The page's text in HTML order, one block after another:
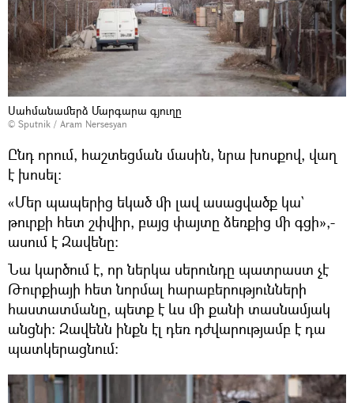
Սահմանամերձ Մարգարա գյուղը
© Sputnik / Aram Nersesyan
Ընդ որում, հաշտեցման մասին, նրա խոսքով, վաղ
է խոսել։
«Մեր պապերից եկած մի լավ ասացվածք կա`
թուրքի հետ շփվիր, բայց փայտը ձեռքից մի գցի»,-
ասում է Զավենը։
Նա կարծում է, որ ներկա սերունդը պատրաստ չէ
Թուրքիայի հետ նորմալ հարաբերությունների
հաստատմանը, պետք է ևս մի քանի տասնամյակ
անցնի։ Զավենն ինքն էլ դեռ դժվարությամբ է դա
պատկերացնում։